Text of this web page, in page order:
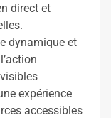
direct et
dynamique et
expérience
accessibles